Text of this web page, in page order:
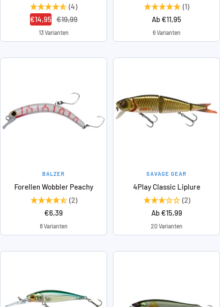
(4)
Angebotspreis
€14,95 Regulärer
Preis
€19,99
13 Varianten
(1)
Angebotspreis
Ab €11,95
6 Varianten
BALZER
Forellen Wobbler Peachy
(2)
Angebotspreis
€6,39
8 Varianten
SAVAGE GEAR
4Play Classic Liplure
(2)
Angebotspreis
Ab €15,99
20 Varianten